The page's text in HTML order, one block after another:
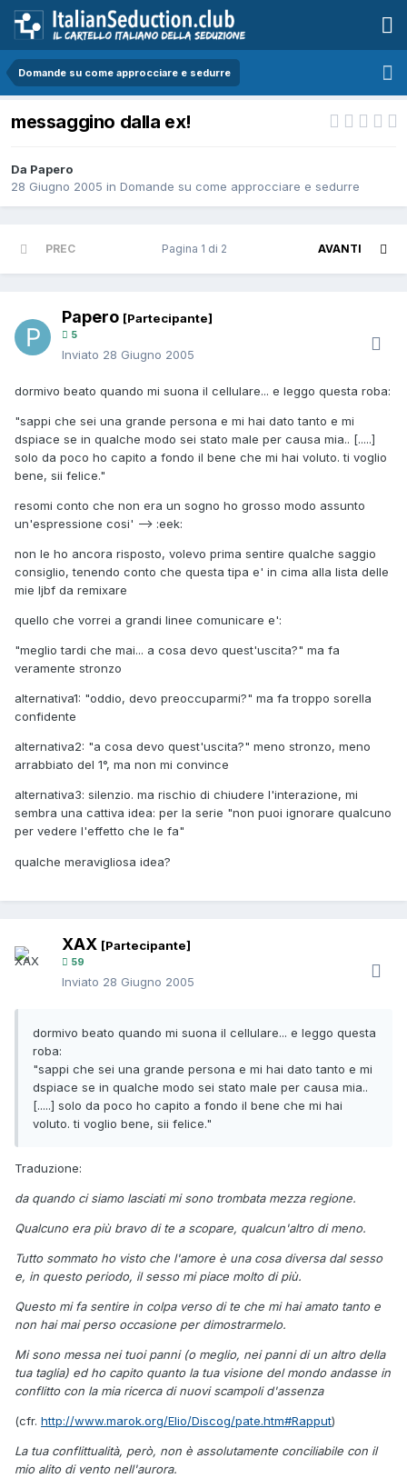
Domande su come approcciare e sedurre
messaggino dalla ex!
Da Papero
28 Giugno 2005 in Domande su come approcciare e sedurre
PREC AVANTI
Pagina 1 di 2
Papero [Partecipante]
5
Inviato 28 Giugno 2005
dormivo beato quando mi suona il cellulare... e leggo questa roba:
"sappi che sei una grande persona e mi hai dato tanto e mi
dspiace se in qualche modo sei stato male per causa mia.. [.....]
solo da poco ho capito a fondo il bene che mi hai voluto. ti voglio
bene, sii felice."
resomi conto che non era un sogno ho grosso modo assunto
un'espressione cosi' --> :eek:
non le ho ancora risposto, volevo prima sentire qualche saggio
consiglio, tenendo conto che questa tipa e' in cima alla lista delle
mie ljbf da remixare
quello che vorrei a grandi linee comunicare e':
"meglio tardi che mai... a cosa devo quest'uscita?" ma fa
veramente stronzo
alternativa1: "oddio, devo preoccuparmi?" ma fa troppo sorella
confidente
alternativa2: "a cosa devo quest'uscita?" meno stronzo, meno
arrabbiato del 1°, ma non mi convince
alternativa3: silenzio. ma rischio di chiudere l'interazione, mi
sembra una cattiva idea: per la serie "non puoi ignorare qualcuno
per vedere l'effetto che le fa"
qualche meravigliosa idea?
XAX [Partecipante]
59
Inviato 28 Giugno 2005
dormivo beato quando mi suona il cellulare... e leggo questa
roba:
"sappi che sei una grande persona e mi hai dato tanto e mi
dspiace se in qualche modo sei stato male per causa mia..
[.....] solo da poco ho capito a fondo il bene che mi hai
voluto. ti voglio bene, sii felice."
Traduzione:
da quando ci siamo lasciati mi sono trombata mezza regione.
Qualcuno era più bravo di te a scopare, qualcun'altro di meno.
Tutto sommato ho visto che l'amore è una cosa diversa dal sesso
e, in questo periodo, il sesso mi piace molto di più.
Questo mi fa sentire in colpa verso di te che mi hai amato tanto e
non hai mai perso occasione per dimostrarmelo.
Mi sono messa nei tuoi panni (o meglio, nei panni di un altro della
tua taglia) ed ho capito quanto la tua visione del mondo andasse in
conflitto con la mia ricerca di nuovi scampoli d'assenza
(cfr. http://www.marok.org/Elio/Discog/pate.htm#Rapput)
La tua conflittualità, però, non è assolutamente conciliabile con il
mio alito di vento nell'aurora.